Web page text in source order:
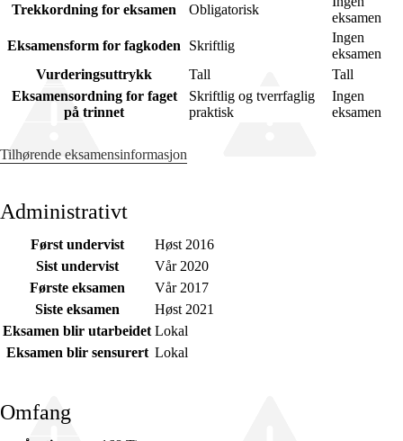
Trekkordning for eksamen
Obligatorisk
eksamen
Eksamensform for fagkoden
Skriftlig
Ingen
eksamen
Vurderingsuttrykk
Tall
Tall
Eksamensordning for faget
på trinnet
Skriftlig og tverrfaglig
praktisk
Ingen
eksamen
Tilhørende eksamensinformasjon
Administrativt
Først undervist
Høst 2016
Sist undervist
Vår 2020
Første eksamen
Vår 2017
Siste eksamen
Høst 2021
Eksamen blir utarbeidet Lokal
Eksamen blir sensurert Lokal
Omfang